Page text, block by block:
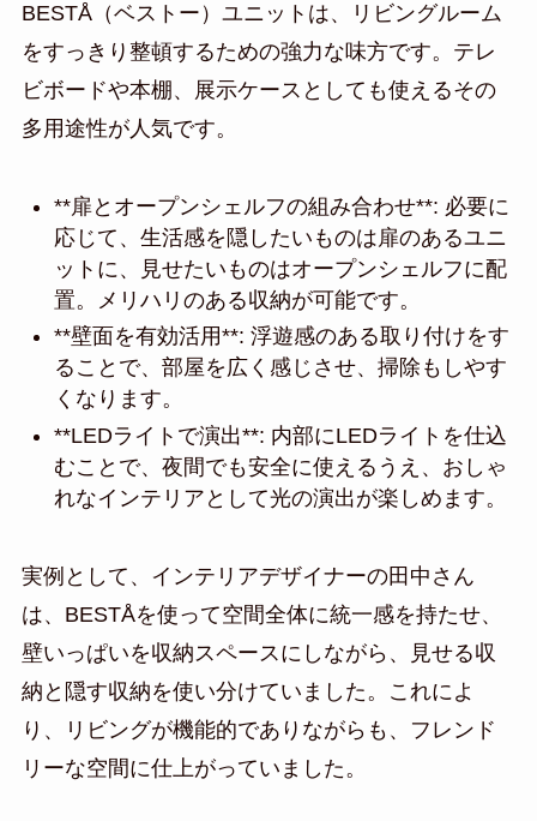
BESTÅ（ベストー）ユニットは、リビングルーム
をすっきり整頓するための強力な味方です。テレ
ビボードや本棚、展示ケースとしても使えるその
多用途性が人気です。
**扉とオープンシェルフの組み合わせ**: 必要に
応じて、生活感を隠したいものは扉のあるユニ
ットに、見せたいものはオープンシェルフに配
置。メリハリのある収納が可能です。
**壁面を有効活用**: 浮遊感のある取り付けをす
ることで、部屋を広く感じさせ、掃除もしやす
くなります。
**LEDライトで演出**: 内部にLEDライトを仕込
むことで、夜間でも安全に使えるうえ、おしゃ
れなインテリアとして光の演出が楽しめます。
実例として、インテリアデザイナーの田中さん
は、BESTÅを使って空間全体に統一感を持たせ、
壁いっぱいを収納スペースにしながら、見せる収
納と隠す収納を使い分けていました。これによ
り、リビングが機能的でありながらも、フレンド
リーな空間に仕上がっていました。